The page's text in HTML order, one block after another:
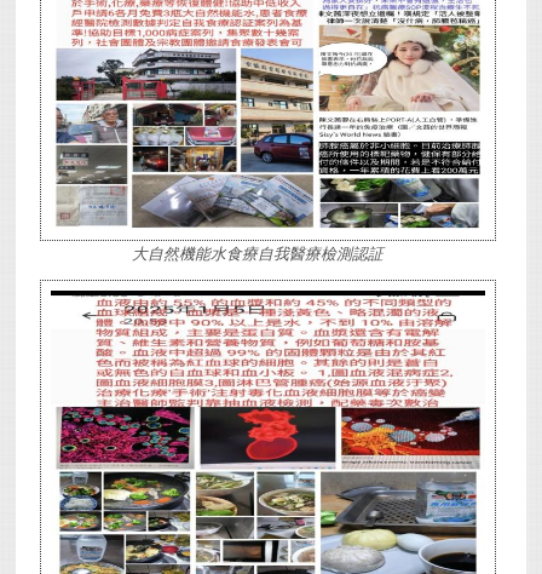
大自然機能水食療自我醫療檢測認証